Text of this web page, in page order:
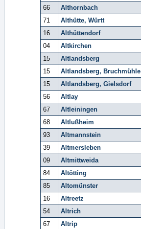
66
Althornbach
71
Althütte, Württ
16
Althüttendorf
04
Altkirchen
15
Altlandsberg
15
Altlandsberg, Bruchmühle
15
Altlandsberg, Gielsdorf
56
Altlay
67
Altleiningen
68
Altlußheim
93
Altmannstein
39
Altmersleben
09
Altmittweida
84
Altötting
85
Altomünster
16
Altreetz
54
Altrich
67
Altrip